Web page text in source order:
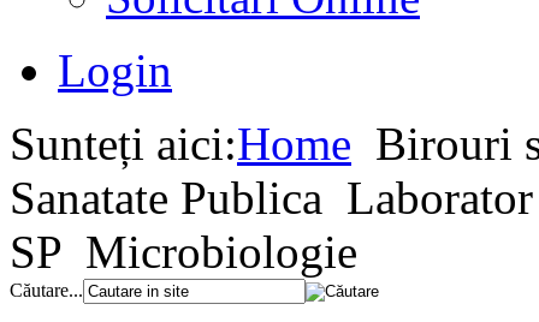
Login
Sunteți aici:Home Birouri
Sanatate Publica
SP Microbiologie
Căutare...